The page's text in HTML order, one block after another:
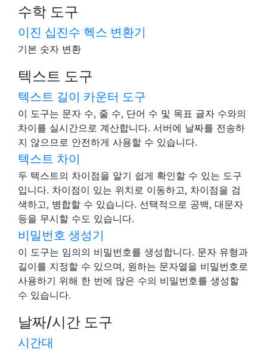
수학 도구
이진 십진수 헥스 변환기
기본 숫자 변환
텍스트 도구
텍스트 길이 카운터 도구
이 도구는 문자 수, 줄 수, 단어 수 및 목표 글자 수와의
차이를 실시간으로 계산합니다. 서버에 날짜를 전송하
지 않으므로 안전하게 사용할 수 있습니다.
텍스트 차이
두 텍스트의 차이점을 알기 쉽게 확인할 수 있는 도구
입니다. 차이점이 있는 위치로 이동하고, 차이점을 검
색하고, 병합할 수 있습니다. 선택적으로 공백, 대문자
등을 무시할 수도 있습니다.
비밀번호 생성기
이 도구는 임의의 비밀번호를 생성합니다. 문자 유형과
길이를 지정할 수 있으며, 원하는 문자열을 비밀번호로
사용하기 위해 한 번에 많은 수의 비밀번호를 생성할
수 있습니다.
날짜/시간 도구
시간대